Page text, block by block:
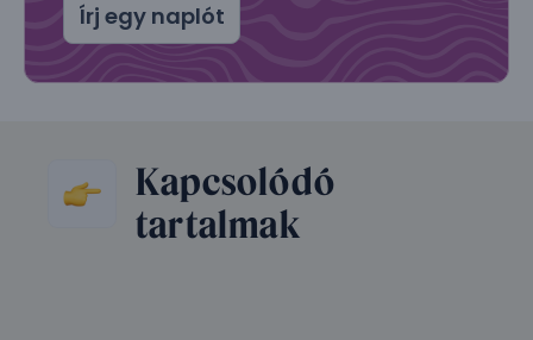
Írj egy naplót
Kapcsolódó
tartalmak